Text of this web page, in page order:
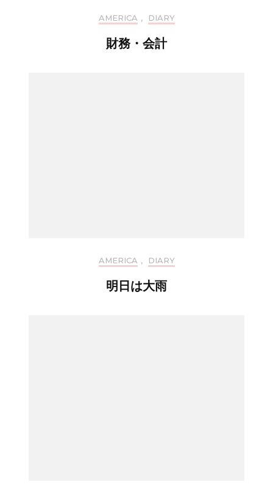
AMERICA , DIARY
財務・会計
AMERICA , DIARY
明日は大雨